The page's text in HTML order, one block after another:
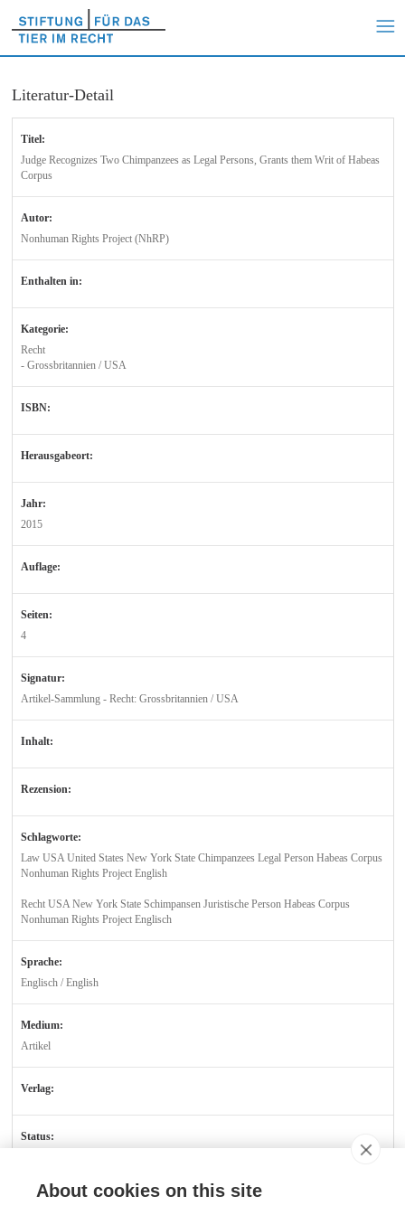
Literatur-Detail
Titel:
Judge Recognizes Two Chimpanzees as Legal Persons, Grants them Writ of Habeas
Corpus
Autor:
Nonhuman Rights Project (NhRP)
Enthalten in:
Kategorie:
Recht
- Grossbritannien / USA
ISBN:
Herausgabeort:
Jahr:
2015
Auflage:
Seiten:
4
Signatur:
Artikel-Sammlung - Recht: Grossbritannien / USA
Inhalt:
Rezension:
Schlagworte:
Law USA United States New York State Chimpanzees Legal Person Habeas Corpus
Nonhuman Rights Project English
Recht USA New York State Schimpansen Juristische Person Habeas Corpus
Nonhuman Rights Project Englisch
Sprache:
Englisch / English
Medium:
Artikel
Verlag:
Status:
About cookies on this site